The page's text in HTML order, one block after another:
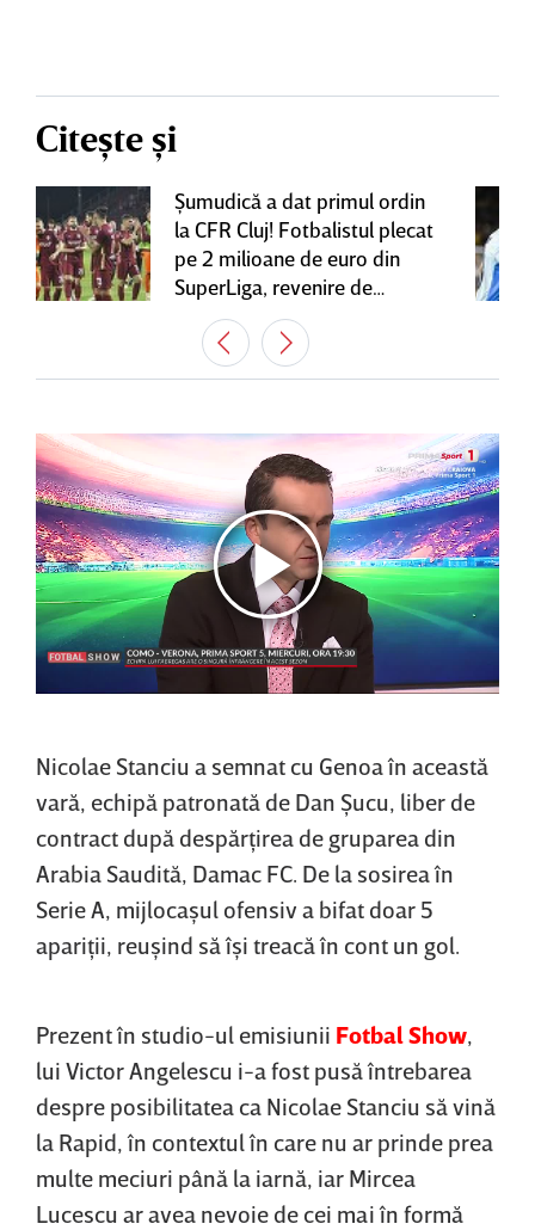
Citește și
Şumudică a dat primul ordin
la CFR Cluj! Fotbalistul plecat
pe 2 milioane de euro din
SuperLiga, revenire de
senzaţie în Gruia
Nicolae Stanciu a semnat cu Genoa în această
vară, echipă patronată de Dan Şucu, liber de
contract după despărţirea de gruparea din
Arabia Saudită, Damac FC. De la sosirea în
Serie A, mijlocaşul ofensiv a bifat doar 5
apariţii, reuşind să îşi treacă în cont un gol.
Prezent în studio-ul emisiunii Fotbal Show,
lui Victor Angelescu i-a fost pusă întrebarea
despre posibilitatea ca Nicolae Stanciu să vină
la Rapid, în contextul în care nu ar prinde prea
multe meciuri până la iarnă, iar Mircea
Lucescu ar avea nevoie de cei mai în formă